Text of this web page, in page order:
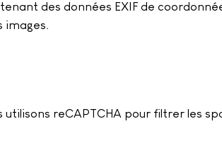
des données EXIF de
reCAPTCHA pour filtrer les